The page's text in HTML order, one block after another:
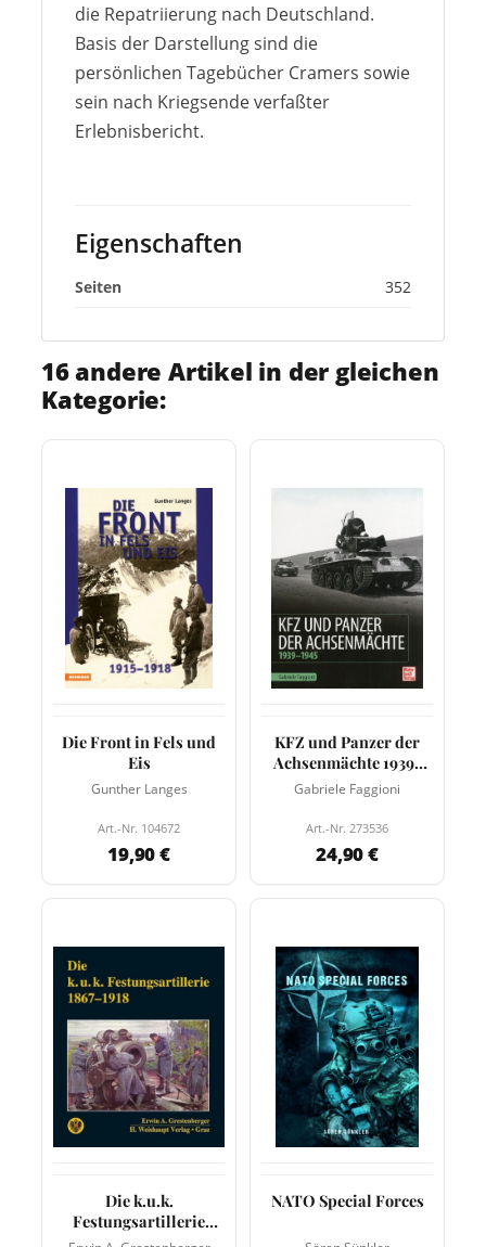
die Repatriierung nach Deutschland.
Basis der Darstellung sind die
persönlichen Tagebücher Cramers sowie
sein nach Kriegsende verfaßter
Erlebnisbericht.
Eigenschaften
Seiten 352
16 andere Artikel in der gleichen
Kategorie:
Die Front in Fels und
Eis
Gunther Langes
Art.-Nr. 104672
19,90 €
KFZ und Panzer der
Achsenmächte 1939-
1945
Gabriele Faggioni
Art.-Nr. 273536
24,90 €
Die k.u.k.
Festungsartillerie
1867-1918
NATO Special Forces